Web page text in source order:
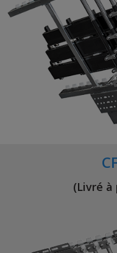
(Livré à